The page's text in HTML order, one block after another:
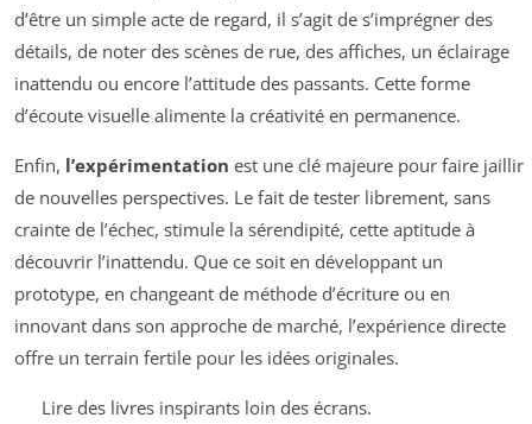
d’être un simple acte de regard, il s’agit de s’imprégner des
détails, de noter des scènes de rue, des affiches, un éclairage
inattendu ou encore l’attitude des passants. Cette forme
d’écoute visuelle alimente la créativité en permanence.
Enfin, l’expérimentation est une clé majeure pour faire jaillir
de nouvelles perspectives. Le fait de tester librement, sans
crainte de l’échec, stimule la sérendipité, cette aptitude à
découvrir l’inattendu. Que ce soit en développant un
prototype, en changeant de méthode d’écriture ou en
innovant dans son approche de marché, l’expérience directe
offre un terrain fertile pour les idées originales.
Lire des livres inspirants loin des écrans.